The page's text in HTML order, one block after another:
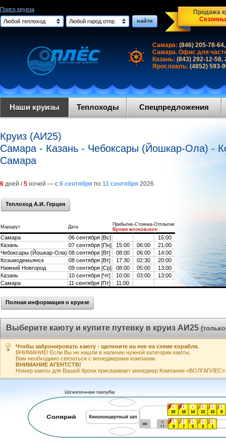
Поиск круиза
Любой теплоход
Любой город отпр. найти
Продажа
Самара: (846) 205-78-
Самара. Офис для
Казань: (843) 292-12-58,
Ярославль: (4852) 593-
Наши круизы Теплоходы Спецпредложения
Круиз (АИ25)
Самара - Казань - Чебоксары (Йошкар-Ола) -
Самара
6 дней /5 ночей — с 6 сентября по 11 сентября 2026
Теплоход А.И. Герцен
Маршрут Дата
Прибытие-Стоянка-Отплытие
Время московское
Самара 06 сентября [Вс]
15:00
Казань
07 сентября [Пн] 15:00 06:00
21:00
Чебоксары (Йошкар-Ола) 08 сентября [Вт] 08:00 06:00
14:00
Козьмодемьянск
08 сентября [Вт] 17:30 02:30
20:00
Нижний Новгород
09 сентября [Ср] 08:00 05:00
13:00
Казань
10 сентября [Чт] 10:00 03:00
13:00
Самара
11 сентября [Пт] 11:00
Полная информация о круизе
Выберите каюту и купите путевку в круиз АИ25
Чтобы забронировать каюту - щелкните на нее на схеме корабля.
ВНИМАНИЕ! Если Вы не нашли в наличии нужной категории каюты,
Вам необходимо связаться с менеджерами компании.
ВНИМАНИЕ АГЕНТСТВ!
Номер каюты для Вашей брони присваивает менеджер Компании «ВОЛГАПЛЁС».
1
1
1
10
1
12
1
14
1
16
1
18
1
3
1
5
1
7
1
8
1
9